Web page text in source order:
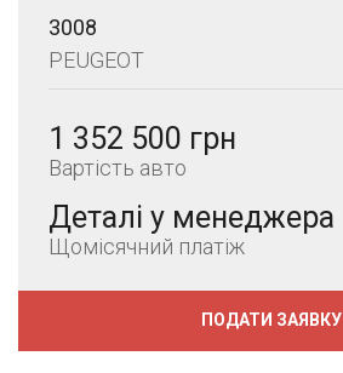
3008
PEUGEOT
1 352 500 грн
Вартість авто
Деталі у менеджера
Щомісячний платіж
ПОДАТИ ЗАЯВКУ